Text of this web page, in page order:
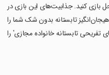
بازی کنید. جذابیت‌های این بازی در
تابستانه بدون شک شما را
تفریحی تابستانه خانواده مجازی' را